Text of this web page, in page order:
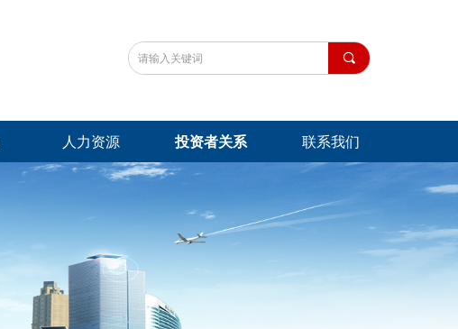
끠
人力资源 投资者关系 联系我们